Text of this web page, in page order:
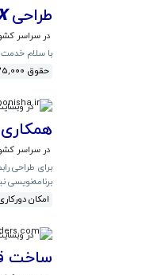
طراحی
در سراسر
با سلام
حقوق 25,000 - 500,000 تومان
در
در سراسر
برای طراحی
برنامه‌نویسی
امکان
در
ساخت